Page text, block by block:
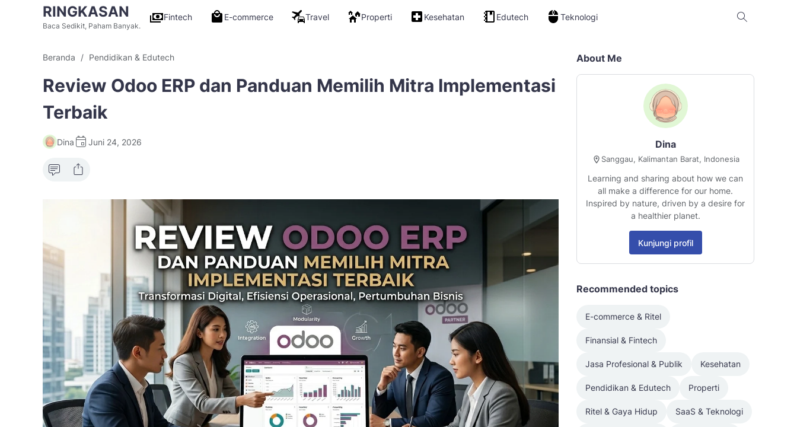
RINGKASAN
Baca Sedikit, Paham Banyak.
Fintech E-commerce Travel Properti Kesehatan Edutech Teknologi
Beranda Pendidikan & Edutech
Review Odoo ERP dan Panduan Memilih Mitra Implementasi
Terbaik
Dina Juni 24, 2026
About Me
Dina
Sanggau, Kalimantan Barat, Indonesia
Learning and sharing about how we can
all make a difference for our home.
Inspired by nature, driven by a desire for
a healthier planet.
Kunjungi profil
Recommended topics
E-commerce & Ritel
Finansial & Fintech
Jasa Profesional & Publik Kesehatan
Pendidikan & Edutech Properti
Ritel & Gaya Hidup SaaS & Teknologi